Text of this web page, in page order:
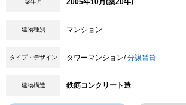
築年月 2005年10月(築20年)
建物種別 マンション
タイプ・デザイン タワーマンション/分譲賃貸
建物構造 鉄筋コンクリート造